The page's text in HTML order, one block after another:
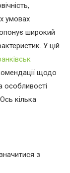
умовах
широкий
У цій
щодо
особливості
кілька
з